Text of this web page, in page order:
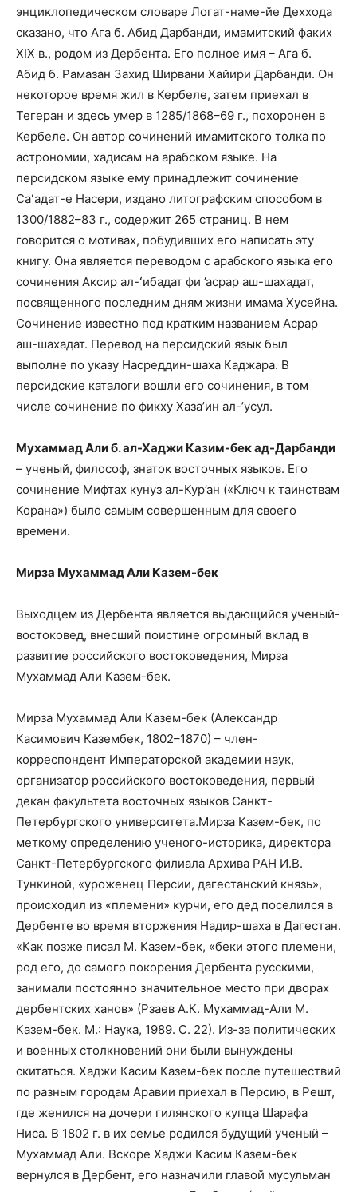
энциклопедическом словаре Логат-наме-йе Деххода
сказано, что Ага б. Абид Дарбанди, имамитский факих
XIX в., родом из Дербента. Его полное имя – Ага б.
Абид б. Рамазан Захид Ширвани Хайири Дарбанди. Он
некоторое время жил в Кербеле, затем приехал в
Тегеран и здесь умер в 1285/1868–69 г., похоронен в
Кербеле. Он автор сочинений имамитского толка по
астрономии, хадисам на арабском языке. На
персидском языке ему принадлежит сочинение
Саʻадат-е Насери, издано литографским способом в
1300/1882–83 г., содержит 265 страниц. В нем
говорится о мотивах, побудивших его написать эту
книгу. Она является переводом с арабского языка его
сочинения Аксир ал-ʻибадат фи ’асрар аш-шахадат,
посвященного последним дням жизни имама Хусейна.
Сочинение известно под кратким названием Асрар
аш-шахадат. Перевод на персидский язык был
выполне по указу Насреддин-шаха Каджара. В
персидские каталоги вошли его сочинения, в том
числе сочинение по фикху Хаза’ин ал-’усул.
Мухаммад Али б. ал-Хаджи Казим-бек ад-Дарбанди
– ученый, философ, знаток восточных языков. Его
сочинение Мифтах кунуз ал-Кур’ан («Ключ к таинствам
Корана») было самым совершенным для своего
времени.
Мирза Мухаммад Али Казем-бек
Выходцем из Дербента является выдающийся ученый-
востоковед, внесший поистине огромный вклад в
развитие российского востоковедения, Мирза
Мухаммад Али Казем-бек.
Мирза Мухаммад Али Казем-бек (Александр
Касимович Казембек, 1802–1870) – член-
корреспондент Императорской академии наук,
организатор российского востоковедения, первый
декан факультета восточных языков Санкт-
Петербургского университета.Мирза Казем-бек, по
меткому определению ученого-историка, директора
Санкт-Петербургского филиала Архива РАН И.В.
Тункиной, «уроженец Персии, дагестанский князь»,
происходил из «племени» курчи, его дед поселился в
Дербенте во время вторжения Надир-шаха в Дагестан.
«Как позже писал М. Казем-бек, «беки этого племени,
род его, до самого покорения Дербента русскими,
занимали постоянно значительное место при дворах
дербентских ханов» (Рзаев А.К. Мухаммад-Али М.
Казем-бек. М.: Наука, 1989. С. 22). Из-за политических
и военных столкновений они были вынуждены
скитаться. Хаджи Касим Казем-бек после путешествий
по разным городам Аравии приехал в Персию, в Решт,
где женился на дочери гилянского купца Шарафа
Ниса. В 1802 г. в их семье родился будущий ученый –
Мухаммад Али. Вскоре Хаджи Касим Казем-бек
вернулся в Дербент, его назначили главой мусульман